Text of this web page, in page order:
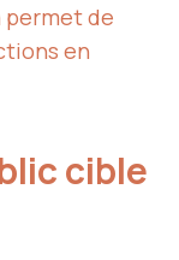
permet de
en
cible